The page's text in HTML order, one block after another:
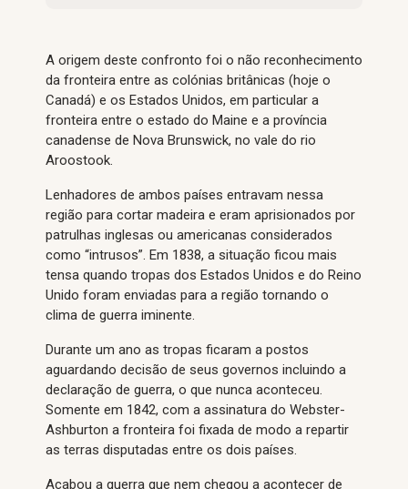
A origem deste confronto foi o não reconhecimento
da fronteira entre as colónias britânicas (hoje o
Canadá) e os Estados Unidos, em particular a
fronteira entre o estado do Maine e a província
canadense de Nova Brunswick, no vale do rio
Aroostook.
Lenhadores de ambos países entravam nessa
região para cortar madeira e eram aprisionados por
patrulhas inglesas ou americanas considerados
como “intrusos”. Em 1838, a situação ficou mais
tensa quando tropas dos Estados Unidos e do Reino
Unido foram enviadas para a região tornando o
clima de guerra iminente.
Durante um ano as tropas ficaram a postos
aguardando decisão de seus governos incluindo a
declaração de guerra, o que nunca aconteceu.
Somente em 1842, com a assinatura do Webster-
Ashburton a fronteira foi fixada de modo a repartir
as terras disputadas entre os dois países.
Acabou a guerra que nem chegou a acontecer de